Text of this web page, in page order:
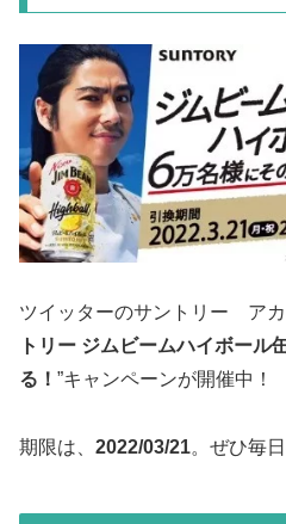
ツイッターのサントリー アカ
トリー ジムビームハイボール
る！ ”キャンペーンが開催中！
期限は、 2022/03/21。ぜひ毎